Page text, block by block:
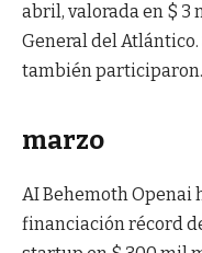
abril, valorada en $
General del
también participaron.
marzo
AI Behemoth Openai
financiación récord